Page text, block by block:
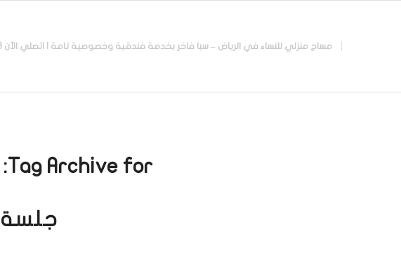
مساج منزلي للنساء في الرياض – سبا فاخر بخدمة فندقية وخصوصية تامة | اتصلي الآن 0551416363
Tag Archive for:
جلسة